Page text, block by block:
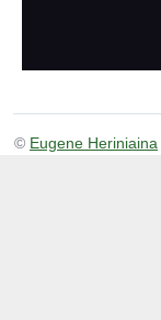
© Eugene Heriniaina